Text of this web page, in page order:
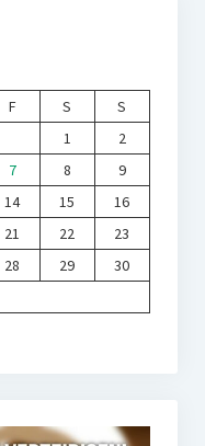
F S
S
1
2
7 8
9
14 15
16
21 22
23
28 29
30